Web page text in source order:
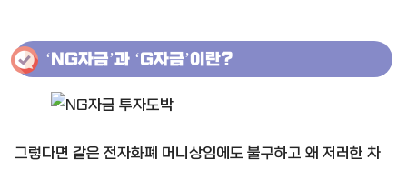
‘NG자금’과 ‘G자금’이란?
그렇다면 같은 전자화폐 머니상임에도 불구하고 왜 저러한 차